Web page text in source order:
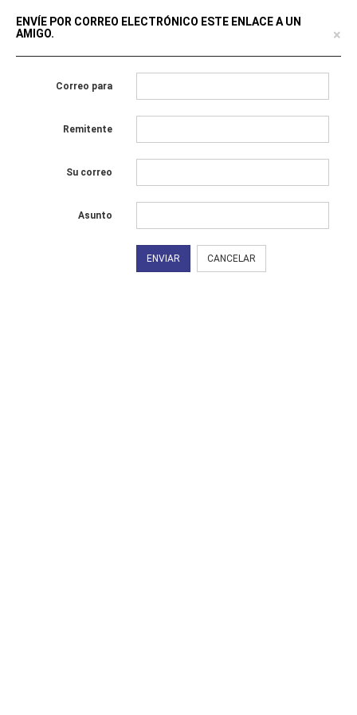
ENVÍE POR CORREO ELECTRÓNICO ESTE ENLACE A UN
AMIGO.
×
Correo para
Remitente
Su correo
Asunto
ENVIAR CANCELAR